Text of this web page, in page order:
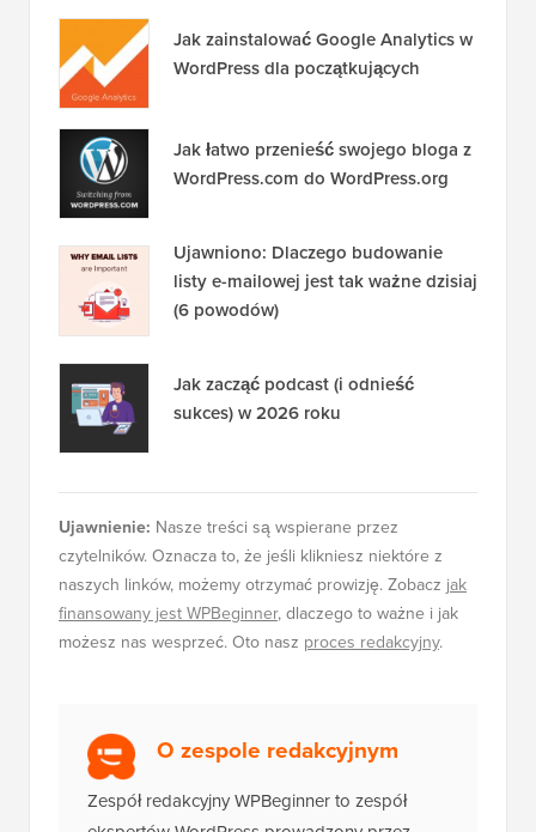
Jak zainstalować Google Analytics w
WordPress dla początkujących
Jak łatwo przenieść swojego bloga z
WordPress.com do WordPress.org
Ujawniono: Dlaczego budowanie
listy e-mailowej jest tak ważne dzisiaj
(6 powodów)
Jak zacząć podcast (i odnieść
sukces) w 2026 roku
Ujawnienie: Nasze treści są wspierane przez
czytelników. Oznacza to, że jeśli klikniesz niektóre z
naszych linków, możemy otrzymać prowizję. Zobacz jak
finansowany jest WPBeginner, dlaczego to ważne i jak
możesz nas wesprzeć. Oto nasz proces redakcyjny.
O zespole redakcyjnym
Zespół redakcyjny WPBeginner to zespół